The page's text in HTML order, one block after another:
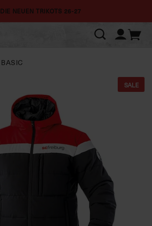
DIE NEUEN TRIKOTS 26-27
BASIC
SALE